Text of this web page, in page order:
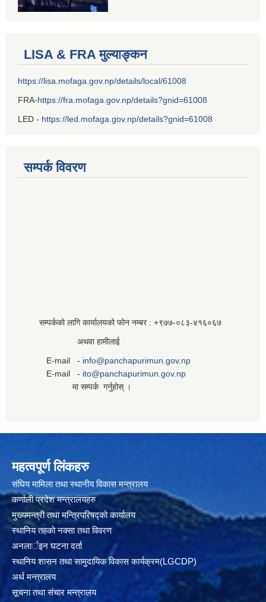
LISA & FRA मुल्याङ्कन
https://lisa.mofaga.gov.np/details/local/61008
FRA-https://fra.mofaga.gov.np/details?gnid=61008
LED - https://led.mofaga.gov.np/details?gnid=61008
सम्पर्क विवरण
सम्पर्कको लागि कार्यालयको फोन नम्बर : +९७७-०८३‍-४१६०६७
अथवा हामीलाई
E-mail - info@panchapurimun.gov.np
E-mail - ito@panchapurimun.gov.np
मा सम्पर्क गर्नुहोस् ।
महत्वपूर्ण लिंकहरु
संघिय मामिला तथा स्थानीय विकास मन्त्रालय
कर्णाली प्रदेश मन्त्रालयहरु
मुख्यमन्त्री तथा मन्त्रिपरिषद्को कार्यालय
स्थानिय तहकाे नक्सा तथा विवरण
अनलार्इन घटना दर्ता
स्थानिय शासन तथा सामुदायिक विकास कार्यक्रम(LGCDP)
अर्थ मन्त्रालय
सूचना तथा संचार मन्त्रालय